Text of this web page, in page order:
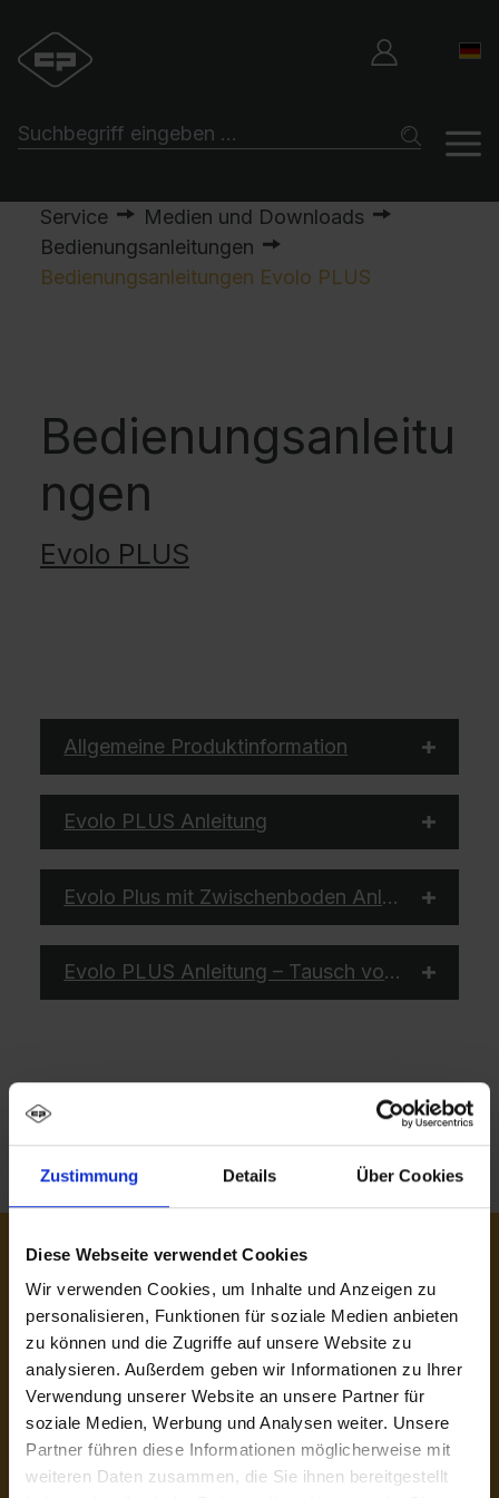
Zustimmung Details Über Cookies
Diese Webseite verwendet Cookies
Wir verwenden Cookies, um Inhalte und Anzeigen zu
personalisieren, Funktionen für soziale Medien anbieten
zu können und die Zugriffe auf unsere Website zu
analysieren. Außerdem geben wir Informationen zu Ihrer
Verwendung unserer Website an unsere Partner für
soziale Medien, Werbung und Analysen weiter. Unsere
Partner führen diese Informationen möglicherweise mit
weiteren Daten zusammen, die Sie ihnen bereitgestellt
Service
Medien und Downloads
Bedienungsanleitungen
Bedienungsanleitungen Evolo PLUS
Bedienungsanleitu
ngen
Evolo PLUS
Allgemeine Produktinformation
Evolo PLUS Anleitung
Evolo Plus mit Zwischenboden Anleitung
Evolo PLUS Anleitung – Tausch von Türen
Bedienungsanleitungen
Insider-Wissen direkt in Ihr Postfach
Newsletter abonnieren und am Puls der Zeit bleiben: Melden
Sie sich für unseren Newsletter an und erhalten Sie stets die